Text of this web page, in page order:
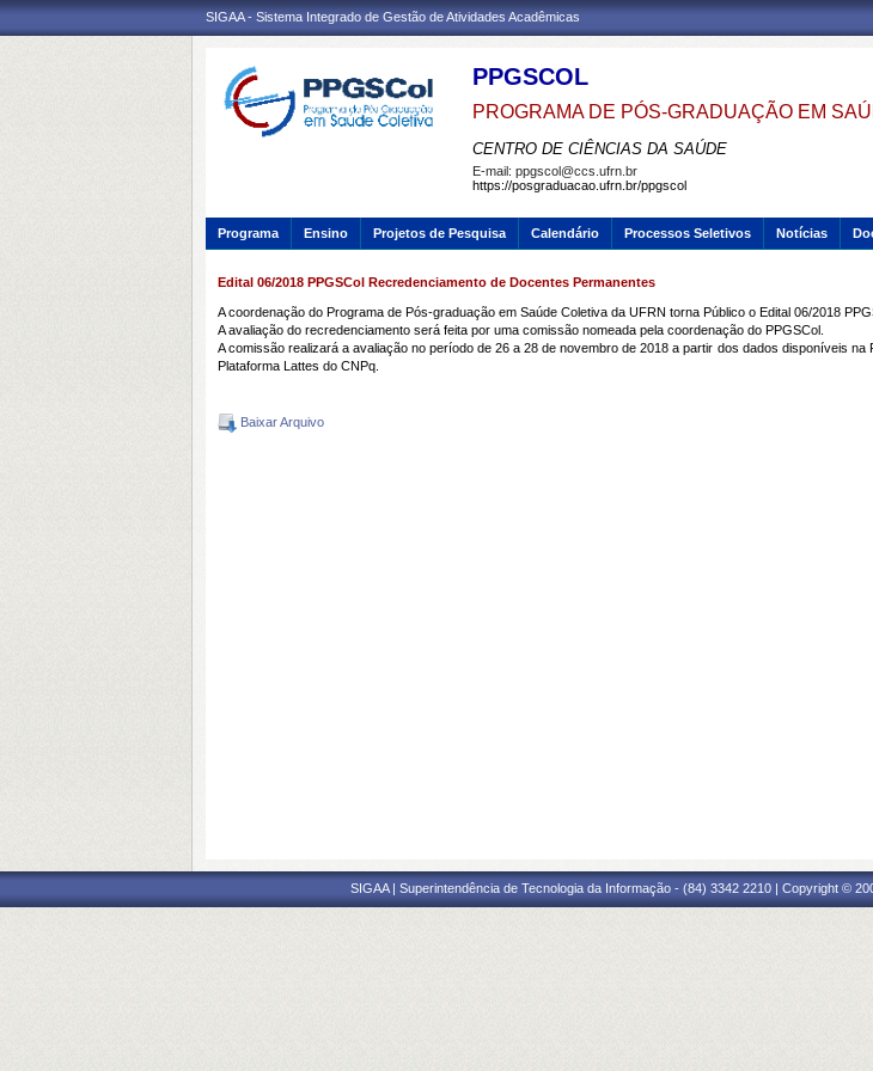
SIGAA - Sistema Integrado de Gestão de Atividades Acadêmicas
PPGSCOL
PROGRAMA DE PÓS-GRADUAÇÃO EM
CENTRO DE CIÊNCIAS DA SAÚDE
E-mail: ppgscol@ccs.ufrn.br
https://posgraduacao.ufrn.br/ppgscol
Programa Ensino Projetos de Pesquisa Calendário Processos Seletivos Notícias
Edital 06/2018 PPGSCol Recredenciamento de Docentes Permanentes
A coordenação do Programa de Pós-graduação em Saúde Coletiva da UFRN torna Público o Edital 06/2018
A avaliação do recredenciamento será feita por uma comissão nomeada pela coordenação do PPGSCol.
A comissão realizará a avaliação no período de 26 a 28 de novembro de 2018 a partir dos dados disponíveis
Plataforma Lattes do CNPq.
Baixar Arquivo
SIGAA | Superintendência de Tecnologia da Informação - (84) 3342 2210 | Copyright ©